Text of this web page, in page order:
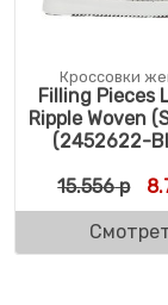
Кроссовки
Filling Pieces
Ripple Woven
(2452622-
15.556р